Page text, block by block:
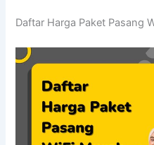
Daftar Harga Paket Pasang